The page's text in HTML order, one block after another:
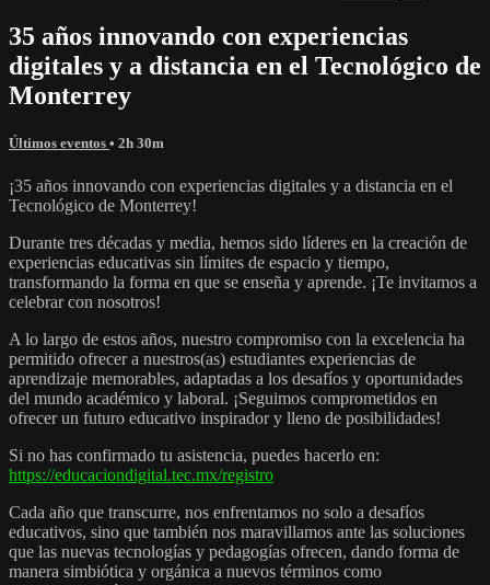
35 años innovando con experiencias
digitales y a distancia en el Tecnológico de
Monterrey
Últimos eventos • 2h 30m
¡35 años innovando con experiencias digitales y a distancia en el
Tecnológico de Monterrey!
Durante tres décadas y media, hemos sido líderes en la creación de
experiencias educativas sin límites de espacio y tiempo,
transformando la forma en que se enseña y aprende. ¡Te invitamos a
celebrar con nosotros!
A lo largo de estos años, nuestro compromiso con la excelencia ha
permitido ofrecer a nuestros(as) estudiantes experiencias de
aprendizaje memorables, adaptadas a los desafíos y oportunidades
del mundo académico y laboral. ¡Seguimos comprometidos en
ofrecer un futuro educativo inspirador y lleno de posibilidades!
Si no has confirmado tu asistencia, puedes hacerlo en:
https://educaciondigital.tec.mx/registro
Cada año que transcurre, nos enfrentamos no solo a desafíos
educativos, sino que también nos maravillamos ante las soluciones
que las nuevas tecnologías y pedagogías ofrecen, dando forma de
manera simbiótica y orgánica a nuevos términos como